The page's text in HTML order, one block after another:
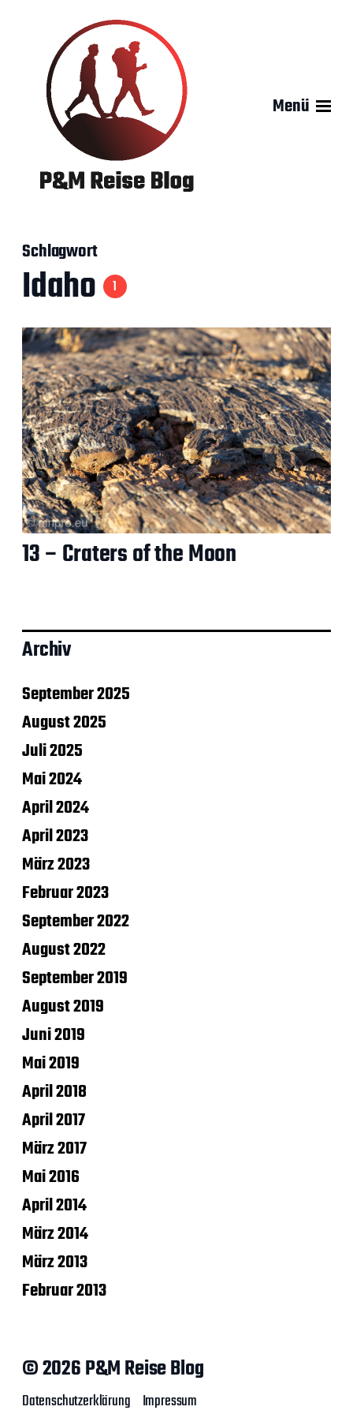
Menü
Schlagwort
Idaho 1
13 – Craters of the Moon
Archiv
September 2025
August 2025
Juli 2025
Mai 2024
April 2024
April 2023
März 2023
Februar 2023
September 2022
August 2022
September 2019
August 2019
Juni 2019
Mai 2019
April 2018
April 2017
März 2017
Mai 2016
April 2014
März 2014
März 2013
Februar 2013
© 2026 P&M Reise Blog
Datenschutzerklärung Impressum